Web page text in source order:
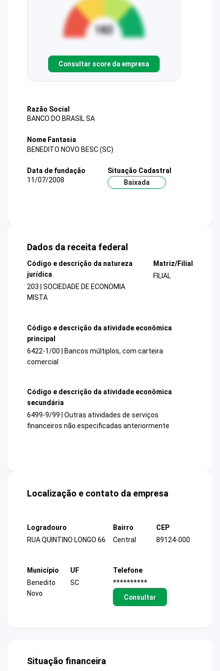
Consultar score da empresa
Razão Social
BANCO DO BRASIL SA
Nome Fantasia
BENEDITO NOVO BESC (SC)
Data de fundação
11/07/2008
Situação Cadastral
Baixada
Dados da receita federal
Código e descrição da natureza
jurídica
203 | SOCIEDADE DE ECONOMIA
MISTA
Matriz/Filial
FILIAL
Código e descrição da atividade econômica
principal
6422-1/00 | Bancos múltiplos, com carteira
comercial
Código e descrição da atividade econômica
secundária
6499-9/99 | Outras atividades de serviços
financeiros não especificadas anteriormente
Localização e contato da empresa
Logradouro
RUA QUINTINO LONGO 66
Bairro
Central
CEP
89124-000
Município
Benedito
Novo
UF
SC
Telefone
**********
Consultar
Situação financeira